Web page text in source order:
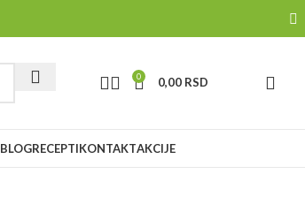
0 0,00 RSD
BLOGRECEPTIKONTAKTAKCIJE